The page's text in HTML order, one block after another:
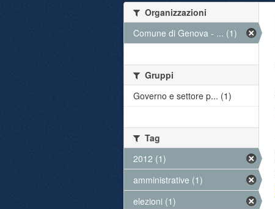
Organizzazioni
Comune di Genova - ... (1)
Gruppi
Governo e settore p... (1)
Tag
2012 (1)
amministrative (1)
elezioni (1)